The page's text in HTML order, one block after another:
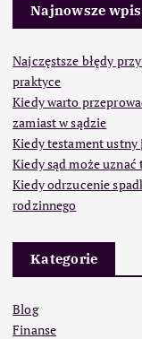
Najnowsze
Najczęstsze błędy
praktyce
Kiedy warto
zamiast w sądzie
Kiedy testament ustny
Kiedy sąd może
Kiedy odrzucenie
rodzinnego
Kategorie
Blog
Finanse